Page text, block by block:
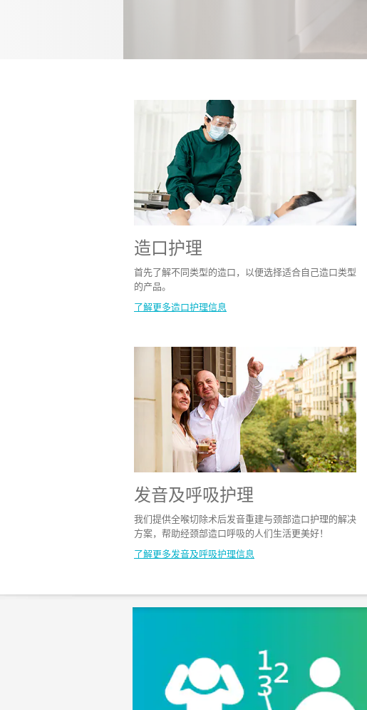
造口护理
首先了解不同类型的造口，以便选择适合自己造口类型
的产品。
了解更多造口护理信息
发音及呼吸护理​
我们提供全喉切除术后发音重建与颈部造口护理的解决
方案，帮助经颈部造口呼吸的人们生活更美好！
了解更多发音及呼吸护理​信息